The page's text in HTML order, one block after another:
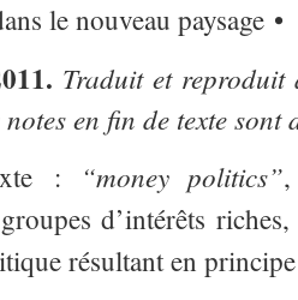
le nouveau paysage •
Traduit et reproduit
en fin de texte sont
: “money politics”
d’intérêts
résultant en